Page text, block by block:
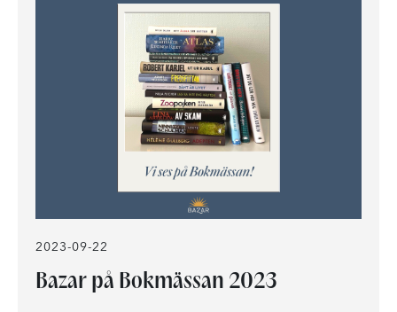
2023-09-22
Bazar på Bokmässan 2023